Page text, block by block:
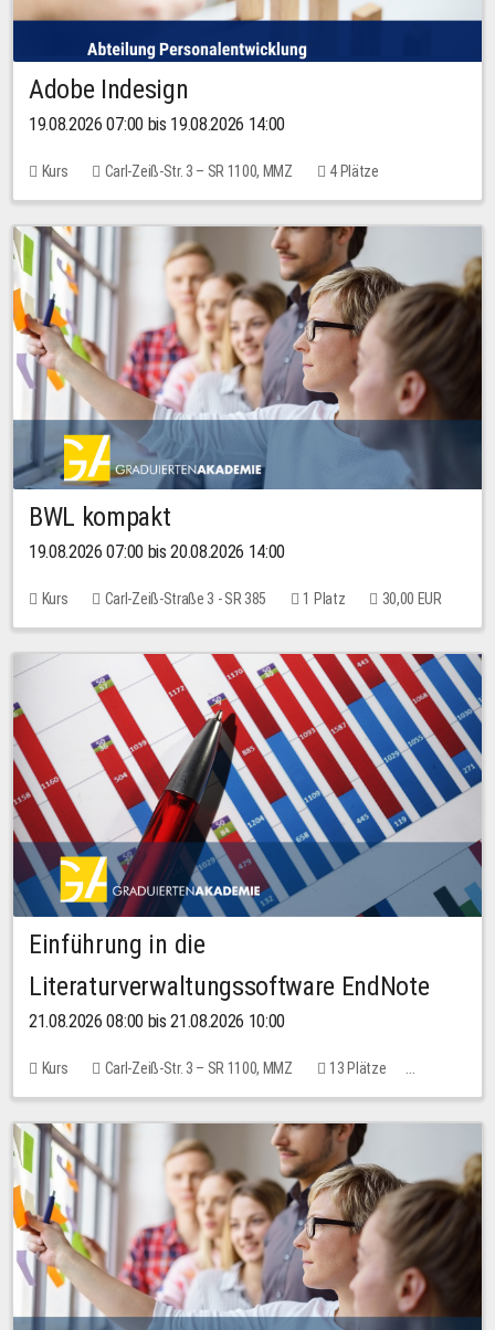
Adobe Indesign
19.08.2026 07:00 bis 19.08.2026 14:00
Kurs Carl-Zeiß-Str. 3 – SR 1100, MMZ 4 Plätze
BWL kompakt
19.08.2026 07:00 bis 20.08.2026 14:00
Kurs Carl-Zeiß-Straße 3 - SR 385 1 Platz 30,00 EUR
Einführung in die
Literaturverwaltungssoftware EndNote
21.08.2026 08:00 bis 21.08.2026 10:00
Kurs Carl-Zeiß-Str. 3 – SR 1100, MMZ
13 Plätze
10,00 EUR